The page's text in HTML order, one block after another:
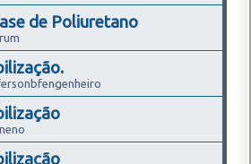
de Poliuretano